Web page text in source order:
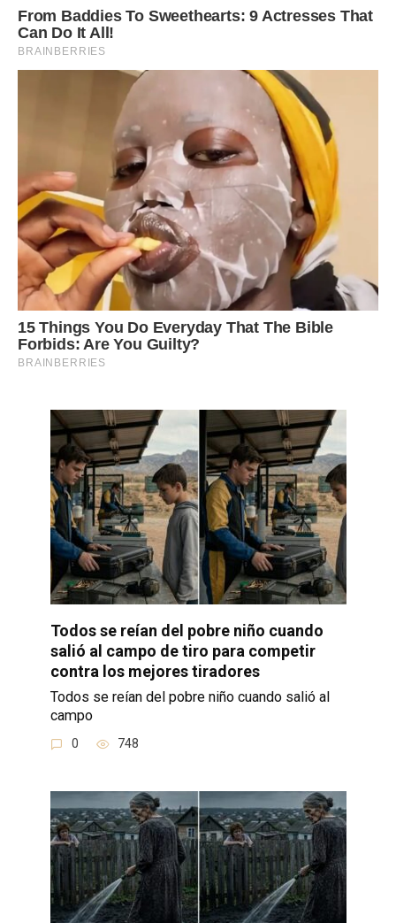
Todos se reían del pobre niño cuando
salió al campo de tiro para competir
contra los mejores tiradores
Todos se reían del pobre niño cuando salió al
campo
0 748